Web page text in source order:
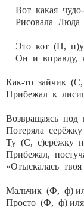
Вот какая
Рисовала Люда
Это кот (П,
Он и вправду,
Как-то зайчик
Прибежал к
Возвращаясь
Потеряла
Ту (С, с)ерёжку
Прибежал,
«Отыскалась
Мальчик (Ф, ф)
Просто (Ф, ф)